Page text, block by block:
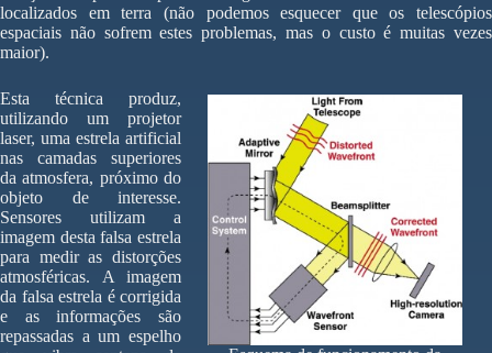
localizados em terra (não podemos esquecer que os telescópios
espaciais não sofrem estes problemas, mas o custo é muitas vezes
maior).
Esta técnica produz,
utilizando um projetor
laser, uma estrela artificial
nas camadas superiores
da atmosfera, próximo do
objeto de interesse.
Sensores utilizam a
imagem desta falsa estrela
para medir as distorções
atmosféricas. A imagem
da falsa estrela é corrigida
e as informações são
repassadas a um espelho